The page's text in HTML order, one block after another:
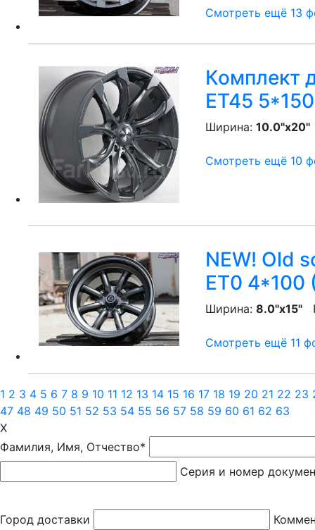
Смотреть ещё 13
Комплект
ET45
Ширина: 10.0"x20"
Смотреть ещё 10
NEW! Old
ET0 4*100
Ширина: 8.0"x15"
Смотреть ещё 11
1 2 3 4 5 6 7 8 9 10 11 12 13 14 15 16 17 18 19 20 21 22 23
47 48 49 50 51 52 53 54 55 56 57 58 59 60 61 62 63
X
Фамилия, Имя, Отчество*
Серия и номер
Город доставки